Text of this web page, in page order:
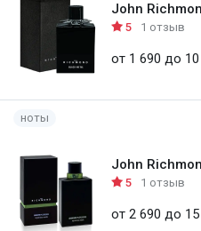
John
5 1 отзыв
от 1 690 до
ноты
John
5 1 отзыв
от 2 690 до